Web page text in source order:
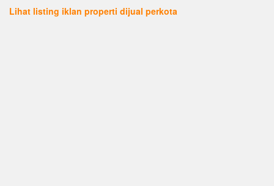
Lihat listing iklan properti dijual perkota